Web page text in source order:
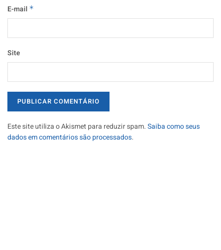
E-mail *
Site
Este site utiliza o Akismet para reduzir spam.Saiba como seus
dados em comentários são processados.